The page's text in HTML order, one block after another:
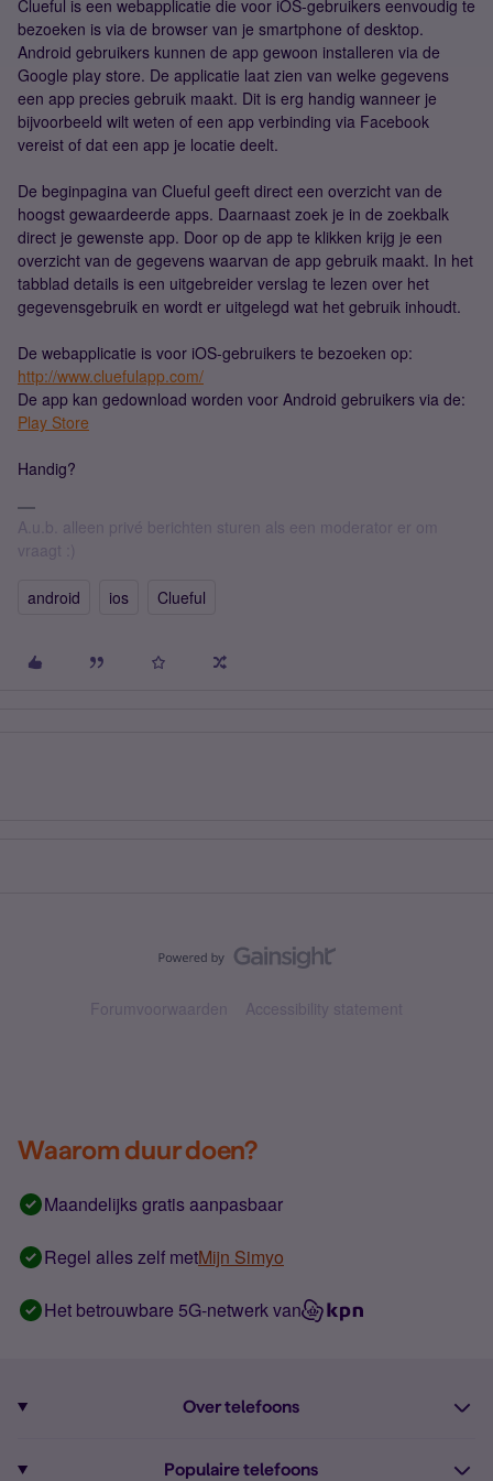
Clueful is een webapplicatie die voor iOS-gebruikers eenvoudig te
bezoeken is via de browser van je smartphone of desktop.
Android gebruikers kunnen de app gewoon installeren via de
Google play store. De applicatie laat zien van welke gegevens
een app precies gebruik maakt. Dit is erg handig wanneer je
bijvoorbeeld wilt weten of een app verbinding via Facebook
vereist of dat een app je locatie deelt.
De beginpagina van Clueful geeft direct een overzicht van de
hoogst gewaardeerde apps. Daarnaast zoek je in de zoekbalk
direct je gewenste app. Door op de app te klikken krijg je een
overzicht van de gegevens waarvan de app gebruik maakt. In het
tabblad details is een uitgebreider verslag te lezen over het
gegevensgebruik en wordt er uitgelegd wat het gebruik inhoudt.
De webapplicatie is voor iOS-gebruikers te bezoeken op:
http://www.cluefulapp.com/
De app kan gedownload worden voor Android gebruikers via de:
Play Store
Handig?
A.u.b. alleen privé berichten sturen als een moderator er om
vraagt :)
android ios Clueful
Forumvoorwaarden Accessibility statement
Waarom duur doen?
Maandelijks gratis aanpasbaar
Regel alles zelf metMijn Simyo
Het betrouwbare 5G-netwerk van
Over telefoons
Populaire telefoons